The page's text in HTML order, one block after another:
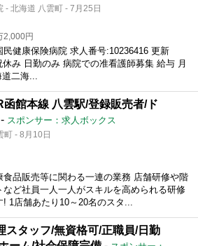
- 北海道 八雲町 - 7月25日
2,000円
民健康保険病院 求人番号:10236416 更新
休み 日勤のみ 病院での准看護師募集 給与 月
二海...
館本線 八雲駅/登録販売者/ド
- スポンサー：求人ボックス
町 - 8月10日
食品販売等に関わる一連の業務 店舗研修や階
など社員一人一人がスキルを高められる研修
1店舗あたり10～20名のスタ...
スタッフ/無資格可/正職員/日勤